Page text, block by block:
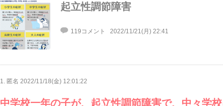
起立性調節障害
119コメント 2022/11/21(月) 22:41
1. 匿名 2022/11/18(金) 12:01:22
中学校一年の子が、起立性調節障害で、中々学